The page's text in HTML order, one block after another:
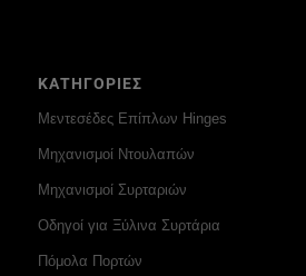
ΚΑΤΗΓΟΡΙΕΣ
Μεντεσέδες Επίπλων Hinges
Μηχανισμοί Ντουλαπών
Μηχανισμοί Συρταριών
Οδηγοί για Ξύλινα Συρτάρια
Πόμολα Πορτών